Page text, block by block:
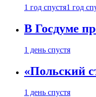
1 год спустя1 год
В Госдуме
1 день спустя
«Польский
1 день спустя